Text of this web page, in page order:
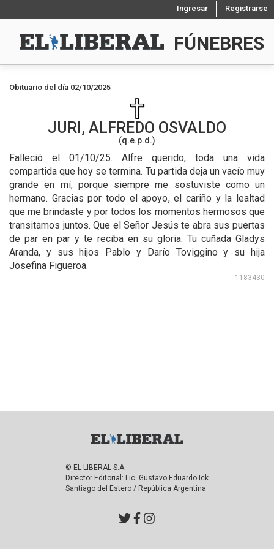
Ingresar Registrarse
FÚNEBRES
Obituario del día 02/10/2025
JURI, ALFREDO OSVALDO
(q.e.p.d.)
Falleció el 01/10/25. Alfre querido, toda una vida
compartida que hoy se termina. Tu partida deja un vacío muy
grande en mí, porque siempre me sostuviste como un
hermano. Gracias por todo el apoyo, el cariño y la lealtad
que me brindaste y por todos los momentos hermosos que
transitamos juntos. Que el Señor Jesús te abra sus puertas
de par en par y te reciba en su gloria. Tu cuñada Gladys
Aranda, y sus hijos Pablo y Darío Toviggino y su hija
Josefina Figueroa.
1183430
© EL LIBERAL S.A.
Director Editorial: Lic. Gustavo Eduardo Ick
Santiago del Estero / República Argentina